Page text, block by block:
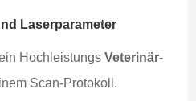
Laserparameter
Hochleistungs Veterinär-
Scan-Protokoll.